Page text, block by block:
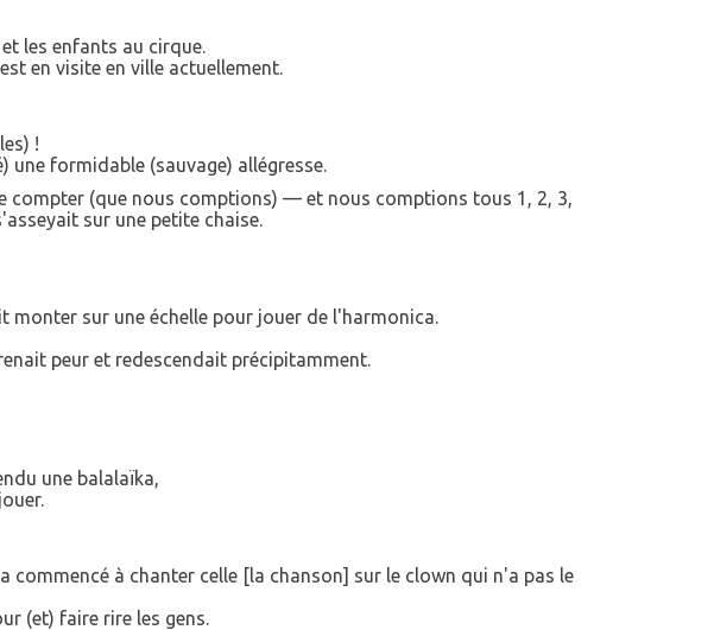
les enfants au cirque.
en visite en ville actuellement.
!
une formidable (sauvage) allégresse.
compter (que nous comptions) — et nous comptions tous 1, 2, 3,
sur une petite chaise.
monter sur une échelle pour jouer de l'harmonica.
peur et redescendait précipitamment.
une balalaïka,
commencé à chanter celle [la chanson] sur le clown qui n'a pas le
(et) faire rire les gens.